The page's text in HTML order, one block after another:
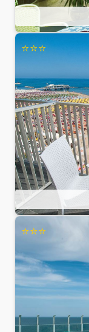
⭐⭐⭐
⭐⭐⭐